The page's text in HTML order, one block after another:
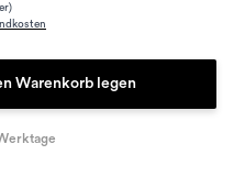
Warenkorb legen